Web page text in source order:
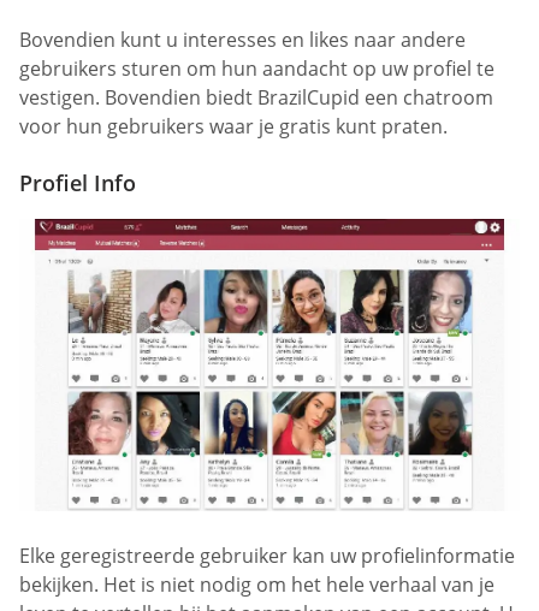
Bovendien kunt u interesses en likes naar andere
gebruikers sturen om hun aandacht op uw profiel te
vestigen. Bovendien biedt BrazilCupid een chatroom
voor hun gebruikers waar je gratis kunt praten.
Profiel Info
Elke geregistreerde gebruiker kan uw profielinformatie
bekijken. Het is niet nodig om het hele verhaal van je